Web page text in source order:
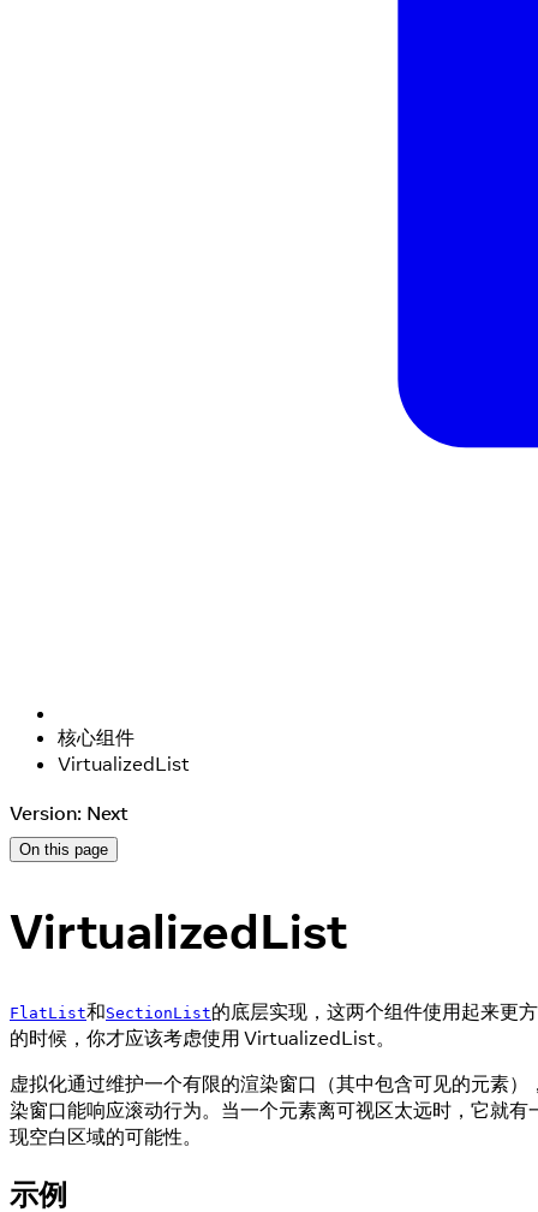
核心组件
VirtualizedList
Version: Next
On this page
VirtualizedList
FlatList和SectionList的底层实现，这两个组件使用起来更
的时候，你才应该考虑使用 VirtualizedList。
虚拟化通过维护一个有限的渲染窗口（其中包含可见的元素
染窗口能响应滚动行为。当一个元素离可视区太远时，它就
现空白区域的可能性。
示例